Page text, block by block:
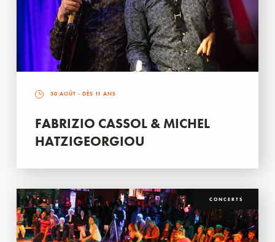
30 AOÛT - DÈS 11 ANS
FABRIZIO CASSOL & MICHEL
HATZIGEORGIOU
CONCERTS